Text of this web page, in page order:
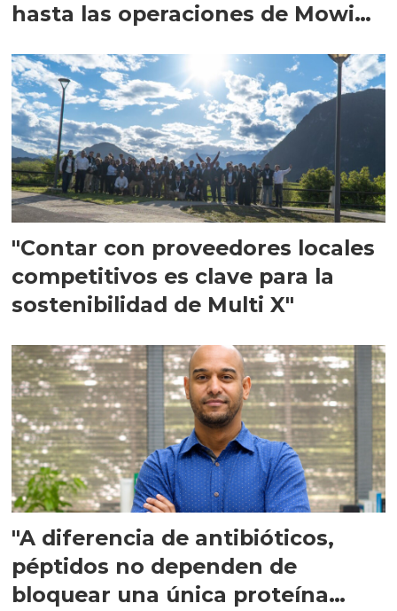
hasta las operaciones de Mowi
"Contar con proveedores locales
competitivos es clave para la
sostenibilidad de Multi X"
"A diferencia de antibióticos,
péptidos no dependen de
bloquear una única proteína